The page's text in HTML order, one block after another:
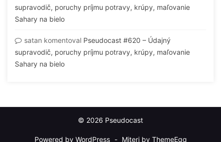
supravodič, poruchy príjmu potravy, krúpy, maľovanie
Sahary na bielo
satan komentoval Pseudocast #620 – Údajný
supravodič, poruchy príjmu potravy, krúpy, maľovanie
Sahary na bielo
© 2026 Pseudocast
Powered by WordPress - Miteri by ThemeEgg